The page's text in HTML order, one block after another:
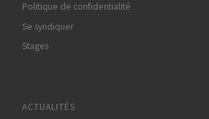
Politique de confidentialité
Se syndiquer
Stages
ACTUALITÉS